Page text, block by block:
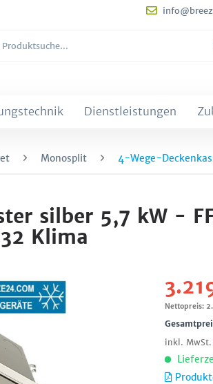
Dienstleistungen
Monosplit 4-Wege-
silber 5,7 kW -
Klima
Nettopreis:
inkl.